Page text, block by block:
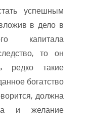
успешным
в дело в
капитала
то он
редко такие
богатство
должна
и желание